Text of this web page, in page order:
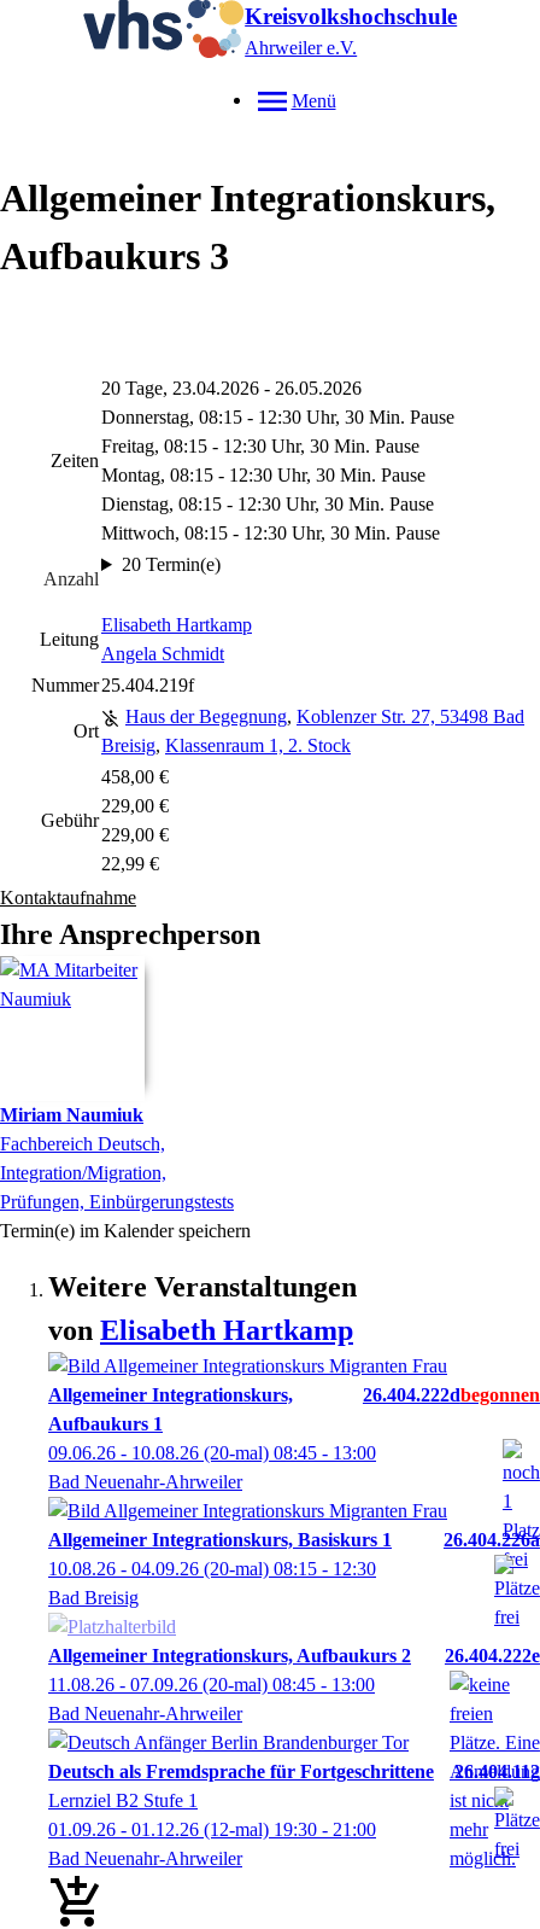
Kreisvolkshochschule
Ahrweiler e.V.
Menü
Allgemeiner Integrationskurs,
Aufbaukurs 3
Zeiten
20 Tage, 23.04.2026 - 26.05.2026
Donnerstag, 08:15 - 12:30 Uhr, 30 Min. Pause
Freitag, 08:15 - 12:30 Uhr, 30 Min. Pause
Montag, 08:15 - 12:30 Uhr, 30 Min. Pause
Dienstag, 08:15 - 12:30 Uhr, 30 Min. Pause
Mittwoch, 08:15 - 12:30 Uhr, 30 Min. Pause
Anzahl
20 Termin(e)
Leitung
Elisabeth Hartkamp
Angela Schmidt
Nummer25.404.219f
Ort
Haus der Begegnung, Koblenzer Str. 27, 53498 Bad
Breisig, Klassenraum 1, 2. Stock
Gebühr
458,00 €
229,00 €
229,00 €
22,99 €
Kontaktaufnahme
Ihre Ansprechperson
Miriam Naumiuk
Fachbereich Deutsch,
Integration/Migration,
Prüfungen, Einbürgerungstests
Termin(e) im Kalender speichern
Weitere Veranstaltungen
von Elisabeth Hartkamp
Allgemeiner Integrationskurs,
Aufbaukurs 1
26.404.222d
09.06.26 - 10.08.26 (20-mal) 08:45 - 13:00
Bad Neuenahr-Ahrweiler
Allgemeiner Integrationskurs, Basiskurs 1
26.404.226a
10.08.26 - 04.09.26 (20-mal) 08:15 - 12:30
Bad Breisig
Allgemeiner Integrationskurs, Aufbaukurs 2
26.404.222e
11.08.26 - 07.09.26 (20-mal) 08:45 - 13:00
Bad Neuenahr-Ahrweiler
Deutsch als Fremdsprache für Fortgeschrittene
26.404.112
Lernziel B2 Stufe 1
01.09.26 - 01.12.26 (12-mal) 19:30 - 21:00
Bad Neuenahr-Ahrweiler